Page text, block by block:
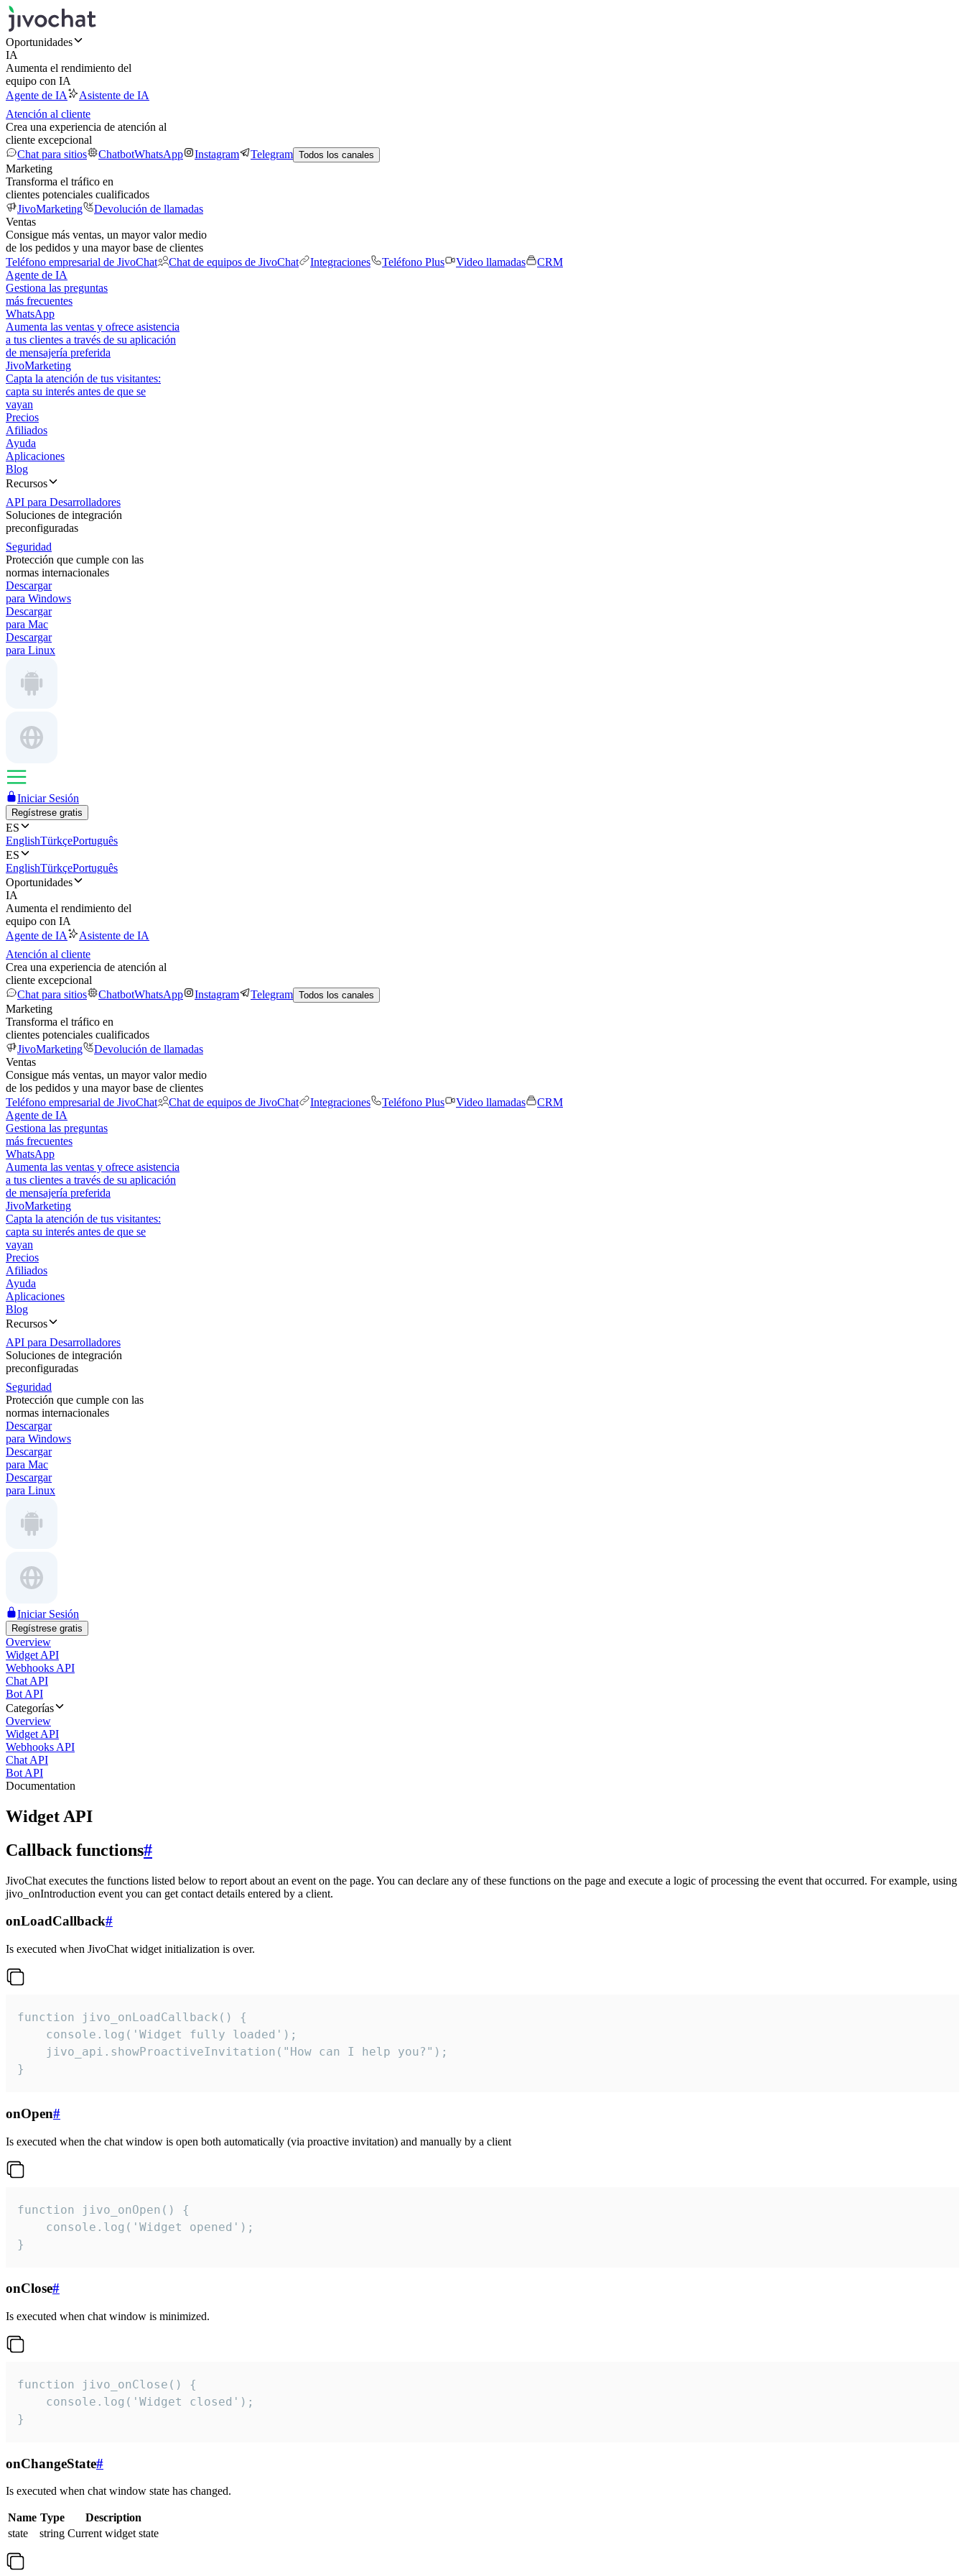
Oportunidades
IA
Aumenta el rendimiento del
equipo con IA
Agente de IA
Asistente de IA
Atención al cliente
Crea una experiencia de atención al
cliente excepcional
Chat para sitios
ChatbotWhatsApp Instagram Telegram Todos los canales
Marketing
Transforma el tráfico en
clientes potenciales cualificados
JivoMarketing
Devolución de llamadas
Ventas
Consigue más ventas, un mayor valor medio
de los pedidos y una mayor base de clientes
Teléfono empresarial de JivoChat
Chat de equipos de JivoChat Integraciones Teléfono Plus Video llamadas
CRM
Agente de IA
Gestiona las preguntas
más frecuentes
WhatsApp
Aumenta las ventas y ofrece asistencia
a tus clientes a través de su aplicación
de mensajería preferida
JivoMarketing
Capta la atención de tus visitantes:
capta su interés antes de que se
vayan
Precios
Afiliados
Ayuda
Aplicaciones
Blog
Recursos
API para Desarrolladores
Soluciones de integración
preconfiguradas
Seguridad
Protección que cumple con las
normas internacionales
Descargar
para Windows
Descargar
para Mac
Descargar
para Linux
Iniciar Sesión
Regístrese gratis
ES
EnglishTürkçePortuguês
ES
EnglishTürkçePortuguês
Oportunidades
IA
Aumenta el rendimiento del
equipo con IA
Agente de IA
Asistente de IA
Atención al cliente
Crea una experiencia de atención al
cliente excepcional
Chat para sitios
ChatbotWhatsApp Instagram Telegram Todos los canales
Marketing
Transforma el tráfico en
clientes potenciales cualificados
JivoMarketing
Devolución de llamadas
Ventas
Consigue más ventas, un mayor valor medio
de los pedidos y una mayor base de clientes
Teléfono empresarial de JivoChat
Chat de equipos de JivoChat Integraciones Teléfono Plus Video llamadas
CRM
Agente de IA
Gestiona las preguntas
más frecuentes
WhatsApp
Aumenta las ventas y ofrece asistencia
a tus clientes a través de su aplicación
de mensajería preferida
JivoMarketing
Capta la atención de tus visitantes:
capta su interés antes de que se
vayan
Precios
Afiliados
Ayuda
Aplicaciones
Blog
Recursos
API para Desarrolladores
Soluciones de integración
preconfiguradas
Seguridad
Protección que cumple con las
normas internacionales
Descargar
para Windows
Descargar
para Mac
Descargar
para Linux
Iniciar Sesión
Regístrese gratis
Overview
Widget API
Webhooks API
Chat API
Bot API
Categorías
Overview
Widget API
Webhooks API
Chat API
Bot API
Documentation
Widget API
Callback functions#
JivoChat executes the functions listed below to report about an event on the page. You can declare any of these functions on the page and execute a logic of processing the event that occurred. For example, using
jivo_onIntroduction event you can get contact details entered by a client.
onLoadCallback#
Is executed when JivoChat widget initialization is over.
function jivo_onLoadCallback() {
    console.log('Widget fully loaded');
    jivo_api.showProactiveInvitation("How can I help you?");
}
onOpen#
Is executed when the chat window is open both automatically (via proactive invitation) and manually by a client
function jivo_onOpen() {
    console.log('Widget opened');
}
onClose#
Is executed when chat window is minimized.
function jivo_onClose() {
    console.log('Widget closed');
}
onChangeState#
Is executed when chat window state has changed.
Name Type
Description
state
string Current widget state